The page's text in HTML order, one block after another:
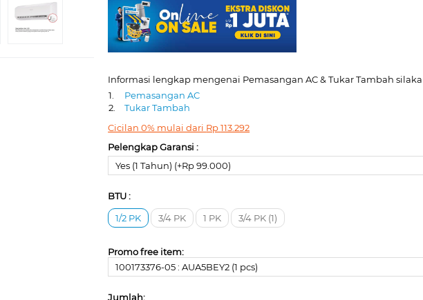
Informasi lengkap mengenai Pemasangan AC & Tukar Tambah
1.
Pemasangan AC
2.
Tukar Tambah
Cicilan 0% mulai dari Rp113.292
Pelengkap Garansi :
Yes (1 Tahun) (+Rp 99.000)
BTU :
1/2 PK
3/4 PK 1 PK 3/4 PK (1)
Promo free item:
100173376-05 : AUA5BEY2 (1 pcs)
Jumlah: